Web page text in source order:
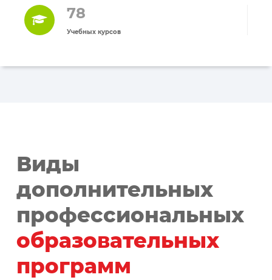
78
Учебных курсов
Виды
дополнительных
профессиональных
образовательных
программ